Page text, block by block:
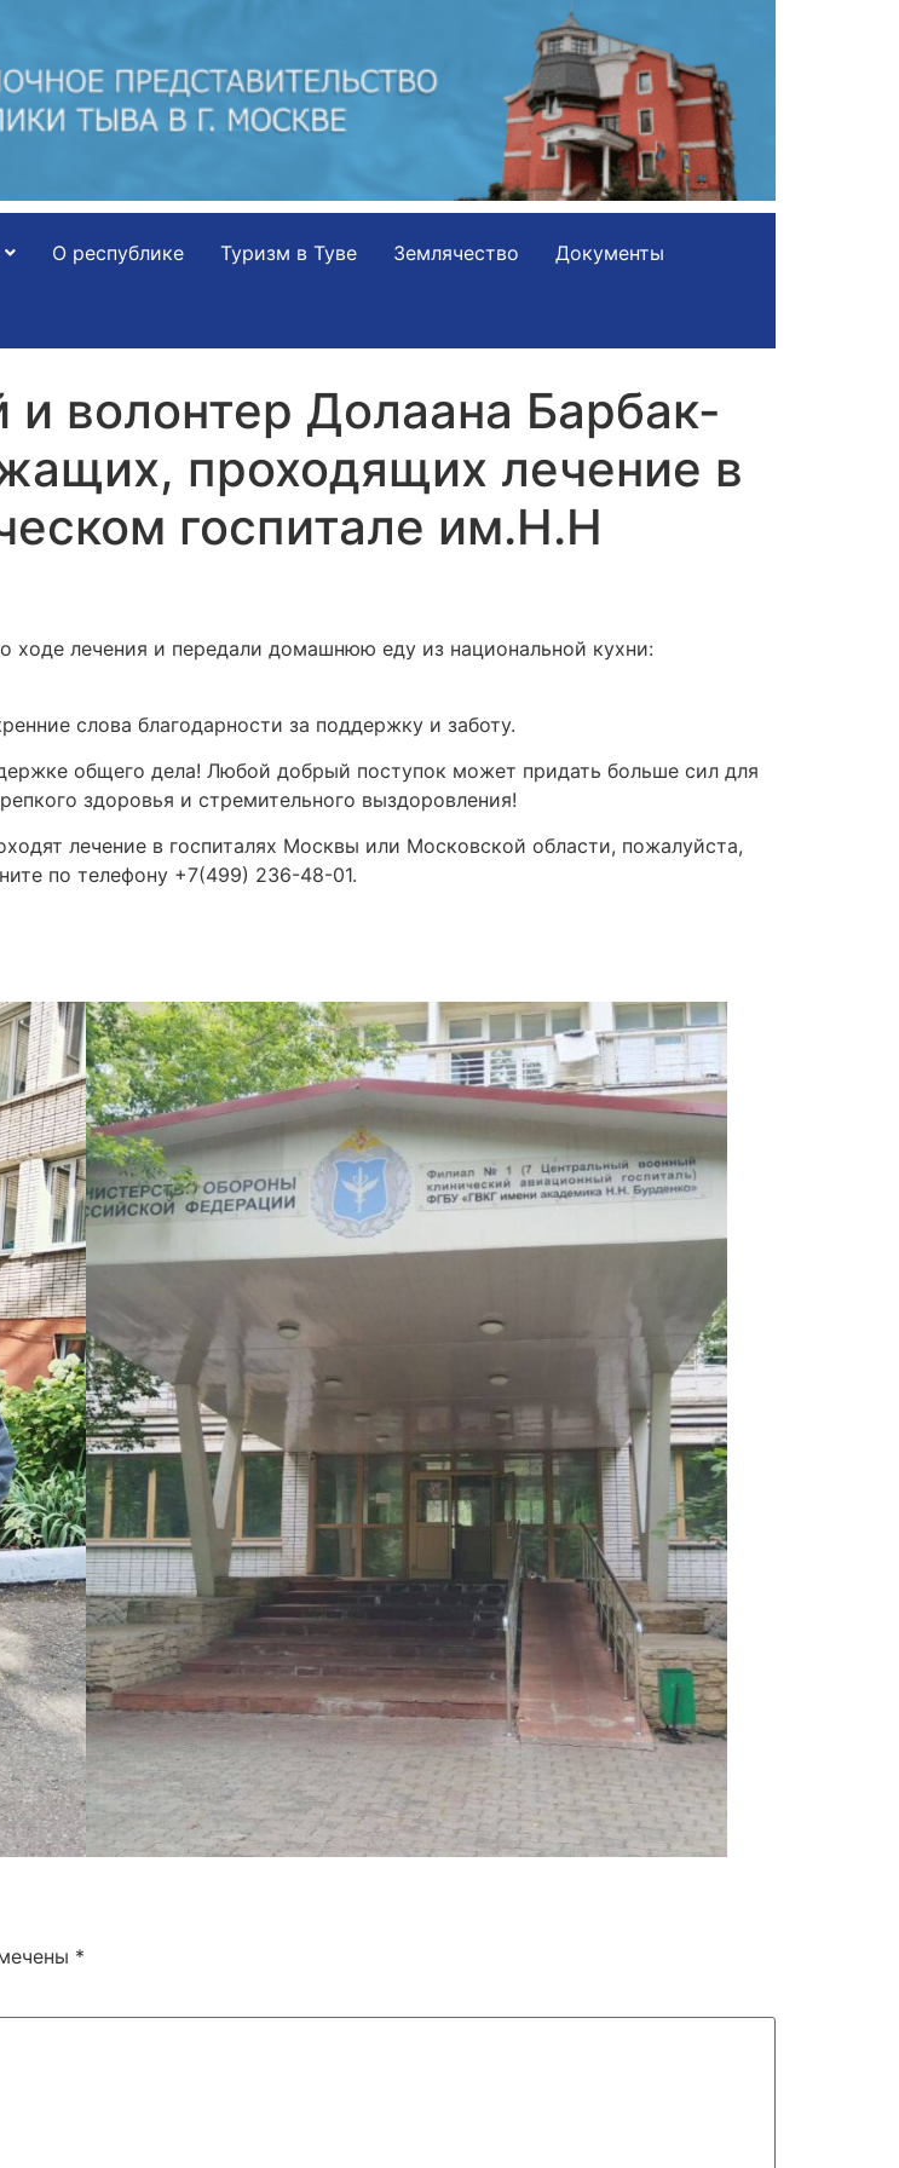
О республике Туризм в Туве Землячество Документы
волонтер Долаана Барбак-
проходящих лечение в
госпитале им.Н.Н
лечения и передали домашнюю еду из национальной кухни:
слова благодарности за поддержку и заботу.
общего дела! Любой добрый поступок может придать больше сил для
здоровья и стремительного выздоровления!
лечение в госпиталях Москвы или Московской области, пожалуйста,
по телефону +7(499) 236-48-01.
*